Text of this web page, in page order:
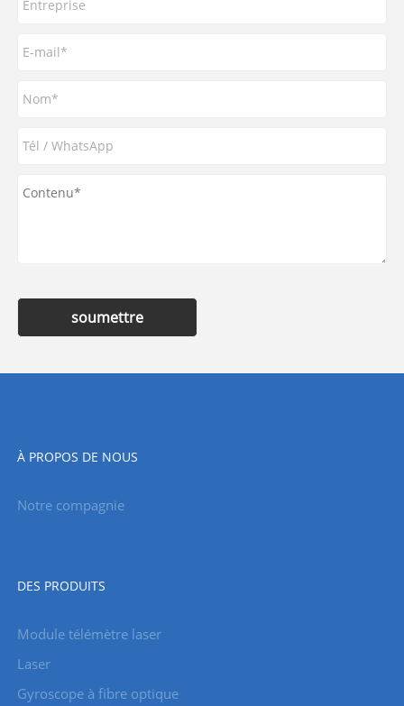
soumettre
À PROPOS DE NOUS
Notre compagnie
DES PRODUITS
Module télémètre laser
Laser
Gyroscope à fibre optique